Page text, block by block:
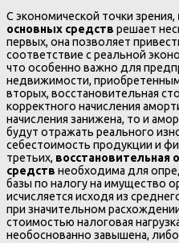
С экономической точки зрения,
основных средств решает
первых, она позволяет
соответствие с реальной
что особенно важно для
недвижимости,
вторых, восстановительная
корректного начисления
начисления занижена, то и
будут отражать реального
себестоимость продукции и
третьих, восстановительная
средств необходима для
базы по налогу на имущество
исчисляется исходя из
при значительном
стоимостью налоговая
необоснованно завышена,